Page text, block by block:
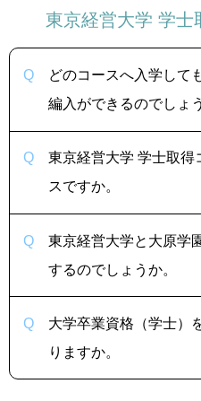
東京経営大学 学士
どのコースへ入学して
編入ができるのでしょ
東京経営大学 学士取得
スですか。
東京経営大学と大原学
するのでしょうか。
大学卒業資格（学士）
りますか。